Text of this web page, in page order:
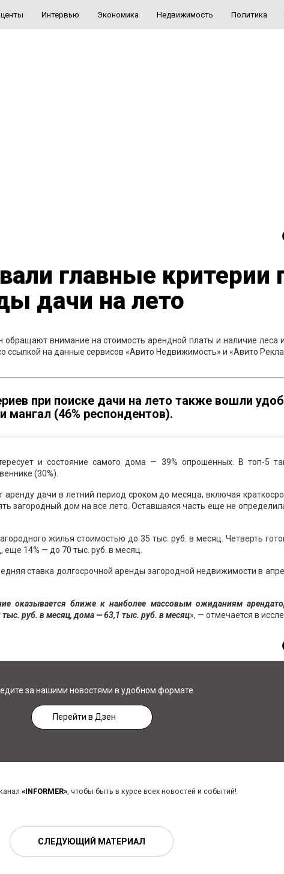
Интервью Экономика Недвижимость Политика
главные критерии
дачи на лето
обращают внимание на стоимость арендной платы и наличие леса
ссылкой на данные сервисов «Авито Недвижимость» и «Авито
при поиске дачи на лето также вошли
мангал (46% респондентов).
и состояние самого дома — 39% опрошенных. В топ-5
(30%).
аренду дачи в летний период сроком до месяца, включая
загородный дом на все лето. Оставшаяся часть еще не
жилья стоимостью до 35 тыс. руб. в месяц. Четверть
еще 14% — до 70 тыс. руб. в месяц.
ставка долгосрочной аренды загородной недвижимости в
оказывается ближе к наиболее массовым ожиданиям
тыс. руб. в месяц, дома— 63,1 тыс. руб. в месяц», — отмечается в
за нашими новостями в удобном формате
Перейти в Дзен
«INFORMER», чтобы быть в курсе всех новостей и событий!
СЛЕДУЮЩИЙ МАТЕРИАЛ